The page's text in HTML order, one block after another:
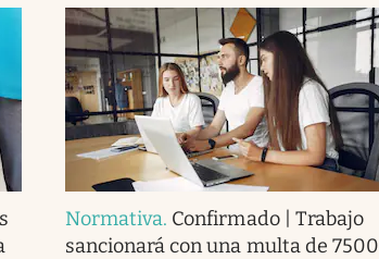
Normativa. Confirmado | Trabajo
sancionará con una multa de 7500